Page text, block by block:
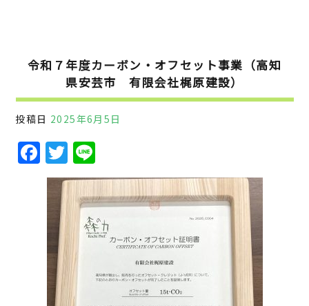
令和７年度カーボン・オフセット事業（高知
県安芸市 有限会社梶原建設）
投稿日 2025年6月5日
F
a
c
e
o
o
T
w
it
te
r
n
e